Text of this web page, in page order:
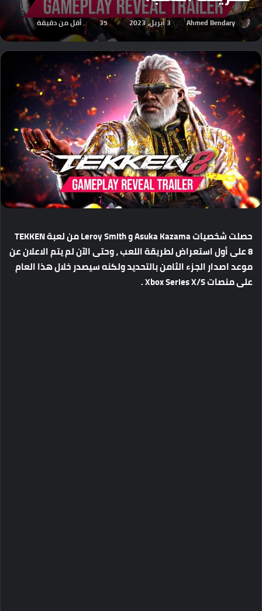
Ahmed Bendary 3 أبريل، 2023 35 أقل من دقيقة
حصلتشخصيات و منلعبةTEKKEN
8علىأولاستعراضلطريقةاللعب،وحتىالآنلميتمالاعلانعن
موعداصدارالجزءالثامنبالتحديدولكنهسيصدرخلالهذاالعام
علىمنصات